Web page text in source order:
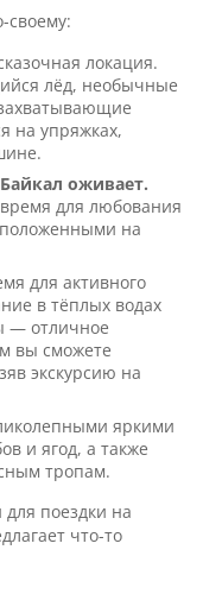
своему:
локация.
лёд, необычные
на упряжках,
оживает.
для любования
на
для активного
в тёплых водах
— отличное
вы сможете
экскурсию на
яркими
и ягод, а также
тропам.
поездки на
что-то